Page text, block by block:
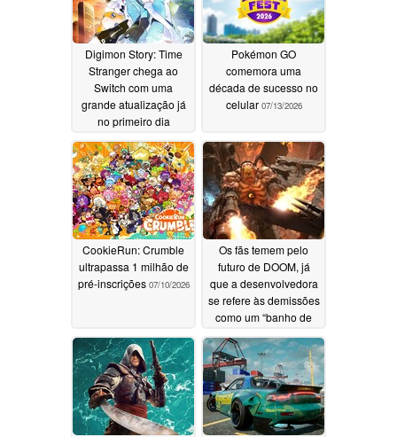
Digimon Story: Time
Stranger chega ao
Switch com uma
grande atualização já
no primeiro dia
07/13/2026
Pokémon GO
comemora uma
década de sucesso no
celular 07/13/2026
CookieRun: Crumble
ultrapassa 1 milhão de
pré-inscrições 07/10/2026
Os fãs temem pelo
futuro de DOOM, já
que a desenvolvedora
se refere às demissões
como um “banho de
sangue”07/10/2026